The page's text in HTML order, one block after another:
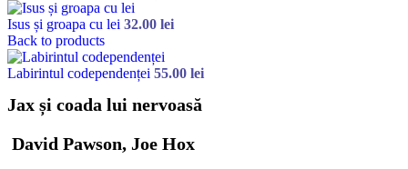
Isus și groapa cu lei 32.00 lei
Back to products
Labirintul codependenței 55.00 lei
Jax și coada lui nervoasă
David Pawson, Joe Hox